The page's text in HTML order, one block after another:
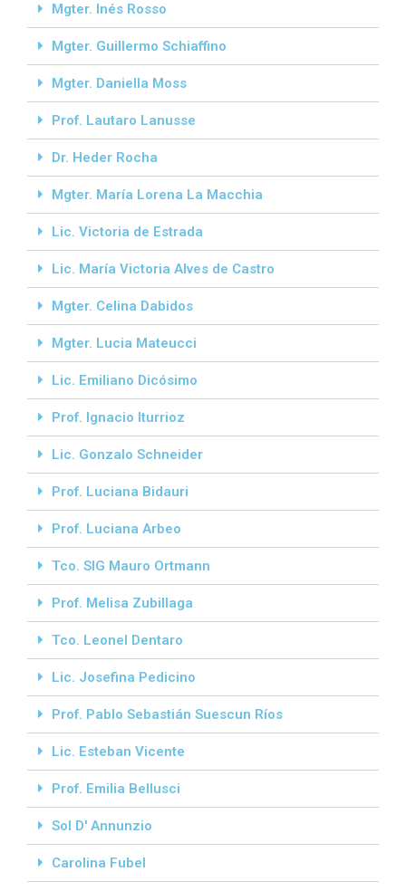
Mgter. Inés Rosso
Mgter. Guillermo Schiaffino
Mgter. Daniella Moss
Prof. Lautaro Lanusse
Dr. Heder Rocha
Mgter. María Lorena La Macchia
Lic. Victoria de Estrada
Lic. María Victoria Alves de Castro
Mgter. Celina Dabidos
Mgter. Lucia Mateucci
Lic. Emiliano Dicósimo
Prof. Ignacio Iturrioz
Lic. Gonzalo Schneider
Prof. Luciana Bidauri
Prof. Luciana Arbeo
Tco. SIG Mauro Ortmann
Prof. Melisa Zubillaga
Tco. Leonel Dentaro
Lic. Josefina Pedicino
Prof. Pablo Sebastián Suescun Ríos
Lic. Esteban Vicente
Prof. Emilia Bellusci
Sol D' Annunzio
Carolina Fubel